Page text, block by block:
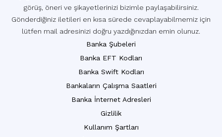
görüş, öneri ve şikayetlerinizi bizimle paylaşabilirsiniz.
Gönderdiğiniz iletileri en kısa sürede cevaplayabilmemiz için
lütfen mail adresinizi doğru yazdığınızdan emin olunuz.
Banka Şubeleri
Banka EFT Kodları
Banka Swift Kodları
Bankaların Çalışma Saatleri
Banka İnternet Adresleri
Gizlilik
Kullanım Şartları